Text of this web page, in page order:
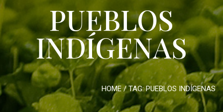
PUEBLOS
INDÍGENAS
HOME/ TAG:PUEBLOS INDÍGENAS